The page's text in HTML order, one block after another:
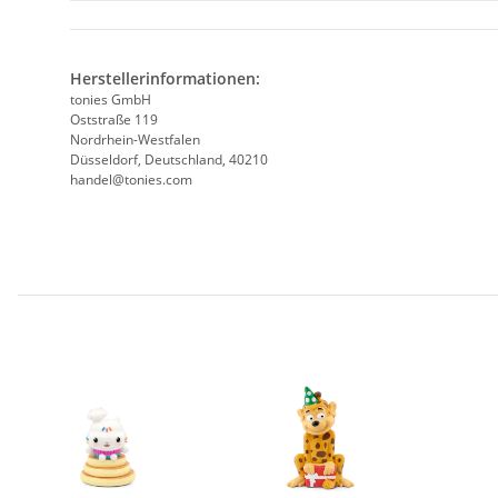
Herstellerinformationen:
tonies GmbH
Oststraße 119
Nordrhein-Westfalen
Düsseldorf, Deutschland, 40210
handel@tonies.com